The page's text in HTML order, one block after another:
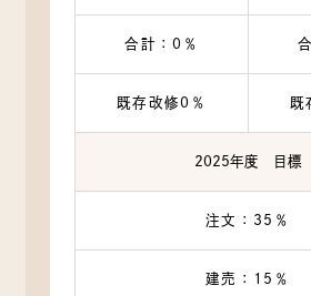
合計：0％
既存改修0％ 既
2025年度 目標
注文：35％
建売：15％